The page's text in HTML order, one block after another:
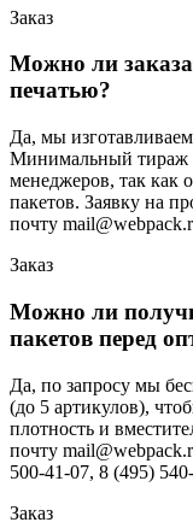
Заказ
Можно ли
печатью?
Да, мы
Минимальный тираж
менеджеров, так как
пакетов. Заявку на
почту
Заказ
Можно ли
пакетов перед
Да, по запросу мы
(до 5 артикулов),
плотность и
почту
500-41-07, 8 (495)
Заказ